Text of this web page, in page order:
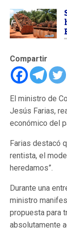
Compartir
El ministro de
Jesús Farias,
económico del
Farias destacó
rentista, el
heredamos”.
Durante una
ministro
propuesta para
absolutamente